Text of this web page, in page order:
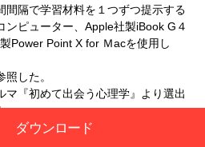
で学習材料を１つずつ提示する
ンピューター、Apple社製iBook G４
Power Point X for Ｍacを使用し
した。
マ『初めて出会う心理学』より選出
ダウンロード